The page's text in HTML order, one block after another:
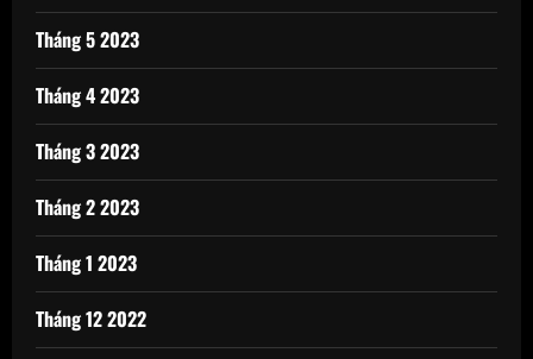
Tháng 5 2023
Tháng 4 2023
Tháng 3 2023
Tháng 2 2023
Tháng 1 2023
Tháng 12 2022